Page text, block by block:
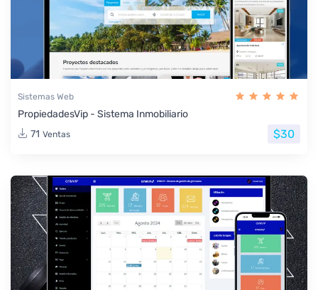
Sistemas Web
PropiedadesVip - Sistema Inmobiliario
71 Ventas $30